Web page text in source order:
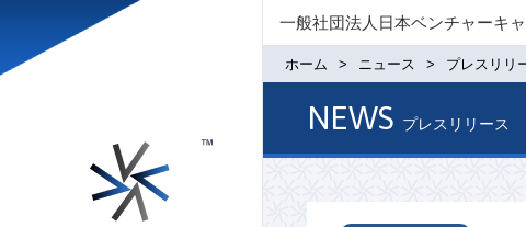
一般社団法人日本ベンチャーキ
ホーム ニュース プレスリリ
NEWS プレスリリース